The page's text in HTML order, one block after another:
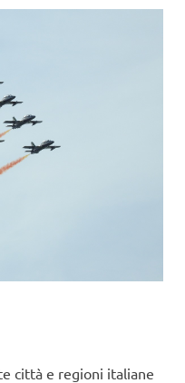
città e regioni italiane